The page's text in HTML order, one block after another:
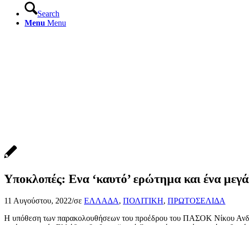
Search
Menu Menu
Υποκλοπές: Ενα ‘καυτό’ ερώτημα και ένα
11 Αυγούστου, 2022/σε ΕΛΛΑΔΑ, ΠΟΛΙΤΙΚΗ, ΠΡΩΤΟΣΕΛΙΔΑ
Η υπόθεση των παρακολουθήσεων του προέδρου του ΠΑΣΟΚ Νίκου